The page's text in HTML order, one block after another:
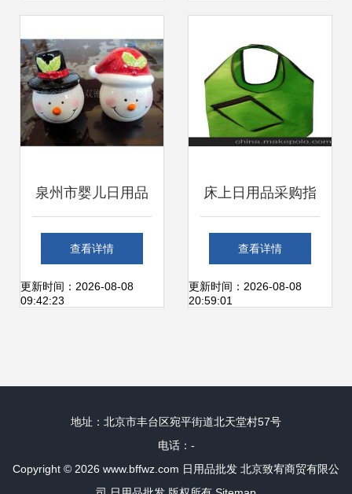
泉州市婴儿日用品
产业链 从批发、供
应到零售的全面解
查看详情
更新时间：2026-08-08
09:42:23
床上日用品采购指
南 供应商、价格与
批发市场分析
查看详情
更新时间：2026-08-08
20:59:01
地址：北京市丰台区宛平街道北天堂村57号
电话：-
Copyright © 2026 www.bffwz.com 日用品批发 北京致宥商贸有限公